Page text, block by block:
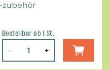
zubehör
Bestellbar ab 1 St.
- +